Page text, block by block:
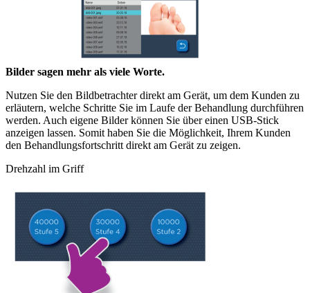
Bilder sagen mehr als viele Worte.
Nutzen Sie den Bildbetrachter direkt am Gerät, um dem Kunden zu
erläutern, welche Schritte Sie im Laufe der Behandlung durchführen
werden. Auch eigene Bilder können Sie über einen USB-Stick
anzeigen lassen. Somit haben Sie die Möglichkeit, Ihrem Kunden
den Behandlungsfortschritt direkt am Gerät zu zeigen.
Drehzahl im Griff